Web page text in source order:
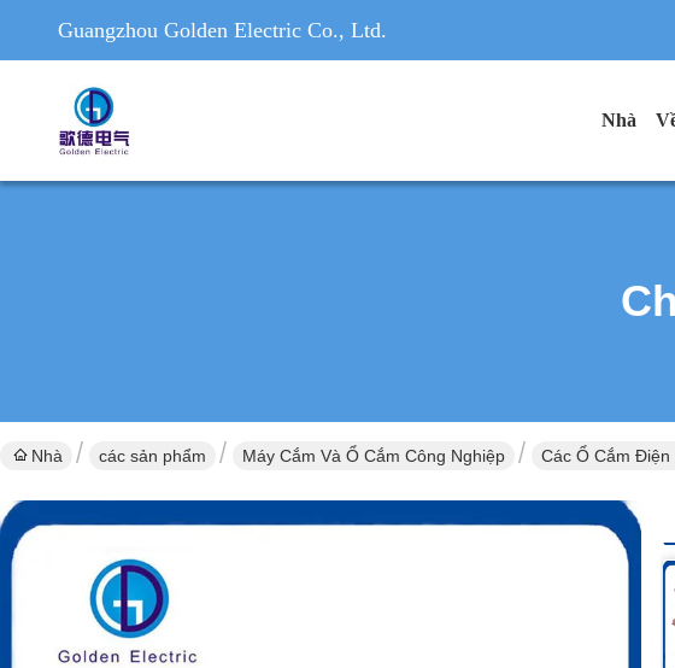
Guangzhou Golden Electric Co., Ltd.
Nhà
Nhà các sản phẩm Máy Cắm Và Ổ Cắm Công Nghiệp Các Ổ Cắm Điện